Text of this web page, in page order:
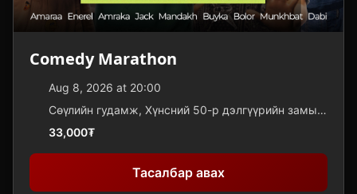
Comedy Marathon
Aug 8, 2026 at 20:00
Сөүлийн гудамж, Хүнсний 50-р дэлгүүрийн замын
урд, САНТ АСАР төвийн 2 давхарт, UB Comedy
Club эсвэл what3words application-p /|/ UB
COMEDY CLUB 3 үгт хаяг: дүүрэн.инээдтэй.бүтээв
33,000₮
Тасалбар авах